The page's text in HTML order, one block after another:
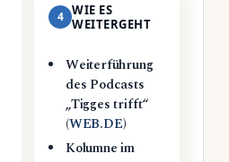
4 WIE ES
WEITERGEHT
Weiterführung
des Podcasts
„Tigges trifft“
(WEB.DE)
Kolumne im